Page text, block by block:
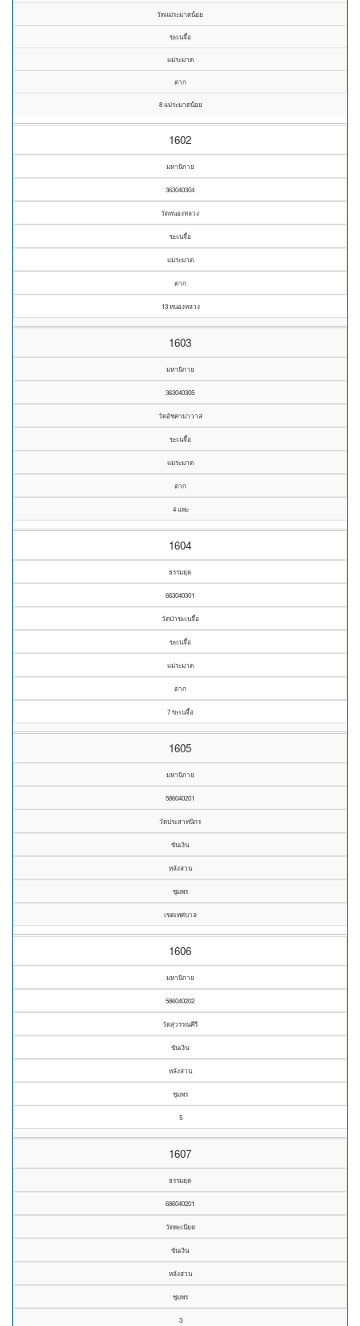
วัดแม่ระมาดน้อย
ขะเนจื้อ
แม่ระมาด
ตาก
8 แม่ระมาดน้อย
1602
มหานิกาย
363040304
วัดหนองหลวง
ขะเนจื้อ
แม่ระมาด
ตาก
13 หนองหลวง
1603
มหานิกาย
363040305
วัดอัชคามาวาส
ขะเนจื้อ
แม่ระมาด
ตาก
4 แพะ
1604
ธรรมยุต
663040301
วัดป่าขะเนจื้อ
ขะเนจื้อ
แม่ระมาด
ตาก
7 ขะเนจื้อ
1605
มหานิกาย
586040201
วัดประสาทนิกร
ขันเงิน
หลังสวน
ชุมพร
เขตเทศบาล
1606
มหานิกาย
586040202
วัดสุวรรณคีรี
ขันเงิน
หลังสวน
ชุมพร
5
1607
ธรรมยุต
686040201
วัดพะเนียด
ขันเงิน
หลังสวน
ชุมพร
3